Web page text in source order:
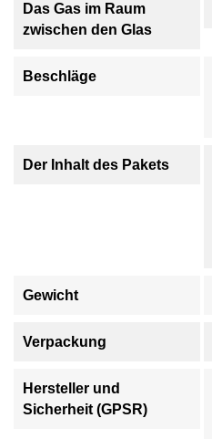
Das Gas im Raum
zwischen den Glas
Beschläge
Der Inhalt des Pakets
Gewicht
Verpackung
Hersteller und
Sicherheit (GPSR)